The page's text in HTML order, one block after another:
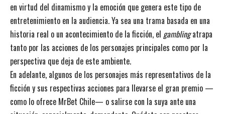
en virtud del dinamismo y la emoción que genera este tipo de
entretenimiento en la audiencia. Ya sea una trama basada en una
historia real o un acontecimiento de la ficción, el gamblingatrapa
tanto por las acciones de los personajes principales como por la
perspectiva que deja de este ambiente.
En adelante, algunos de los personajes más representativos de la
ficción y sus respectivas acciones para llevarse el gran premio —
como lo ofrece MrBet Chile— o salirse con la suya ante una